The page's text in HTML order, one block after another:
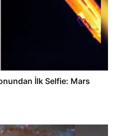
İlk Selfie: Mars